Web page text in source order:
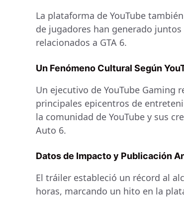
La plataforma de YouTube
de jugadores han generado
relacionados a GTA 6.
Un Fenómeno Cultural Según
Un ejecutivo de YouTube Gaming
principales epicentros de
la comunidad de YouTube y sus
Auto 6.
Datos de Impacto y Publicación
El tráiler estableció un récord al
horas, marcando un hito en la